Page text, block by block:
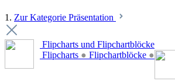
1. Zur Kategorie Präsentation
Flipcharts und Flipchartblöcke
Flipcharts ● Flipchartblöcke ●